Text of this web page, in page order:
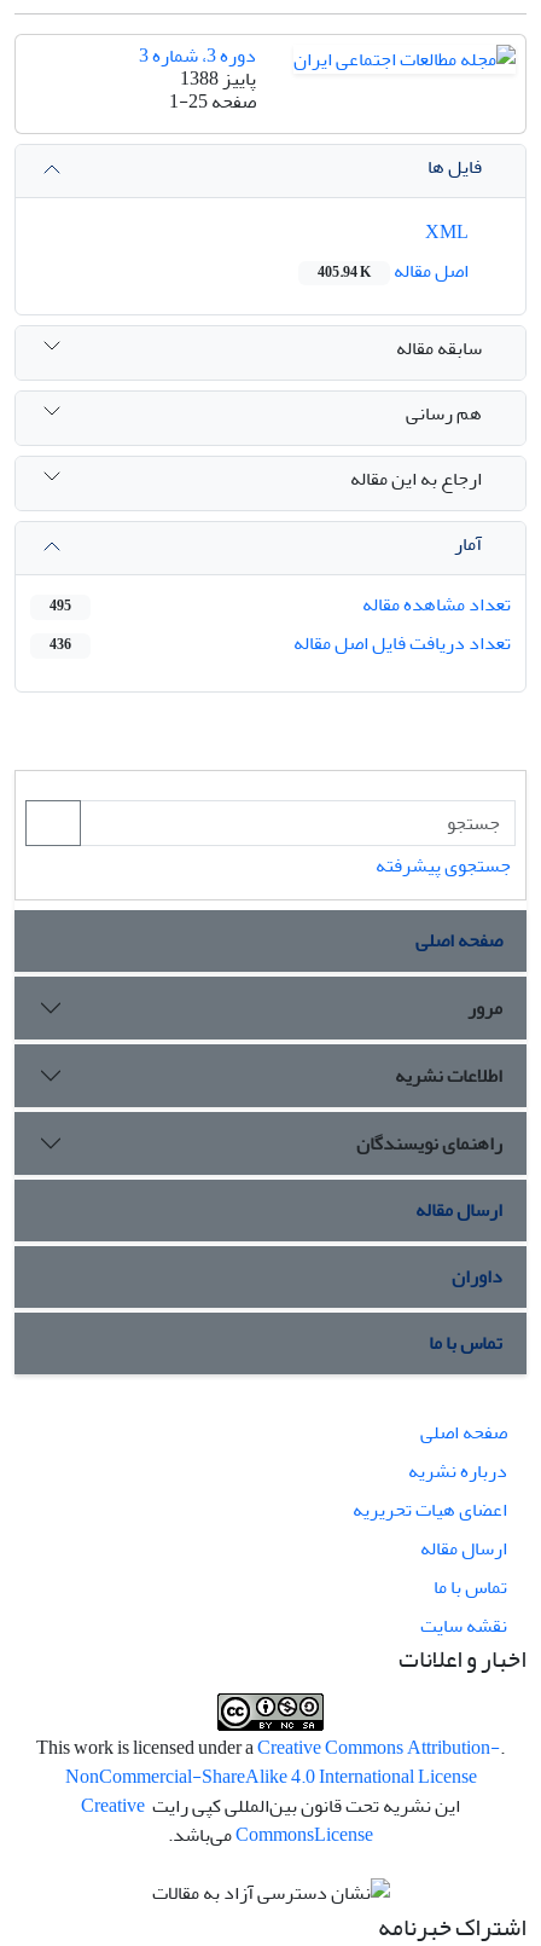
دوره 3، شماره 3
پاییز 1388
صفحه1-25
فایل ها
اصل مقاله
405.94 K
سابقه مقاله
هم رسانی
ارجاع به این مقاله
آمار
تعداد مشاهده مقاله
495
تعداد دریافت فایل اصل مقاله 436
جستجوی پیشرفته
صفحه اصلی
مرور
اطلاعات نشریه
راهنمای نویسندگان
ارسال مقاله
داوران
تماس با ما
صفحه اصلی
درباره نشریه
اعضای هیات تحریریه
ارسال مقاله
تماس با ما
نقشه سایت
اخبار و اعلانات
.This work is licensed under a
Creative Commons Attribution-
NonCommercial-ShareAlike 4.0 International License
این نشریه تحت قانون بین‌المللی کپی رایت Creative
CommonsLicense می‌باشد.
اشتراک خبرنامه